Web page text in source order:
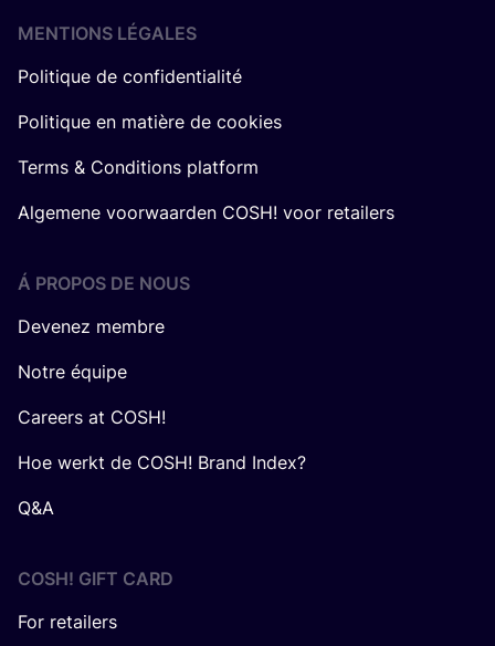
MENTIONS LÉGALES
Politique de confidentialité
Politique en matière de cookies
Terms & Conditions platform
Algemene voorwaarden COSH! voor retailers
Á PROPOS DE NOUS
Devenez membre
Notre équipe
Careers at COSH!
Hoe werkt de COSH! Brand Index?
Q&A
COSH! GIFT CARD
For retailers